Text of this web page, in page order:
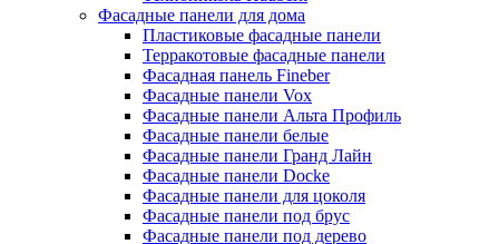
Фасадные панели для дома
Пластиковые фасадные панели
Терракотовые фасадные панели
Фасадная панель Fineber
Фасадные панели Vox
Фасадные панели Альта Профиль
Фасадные панели белые
Фасадные панели Гранд Лайн
Фасадные панели Docke
Фасадные панели для цоколя
Фасадные панели под брус
Фасадные панели под дерево